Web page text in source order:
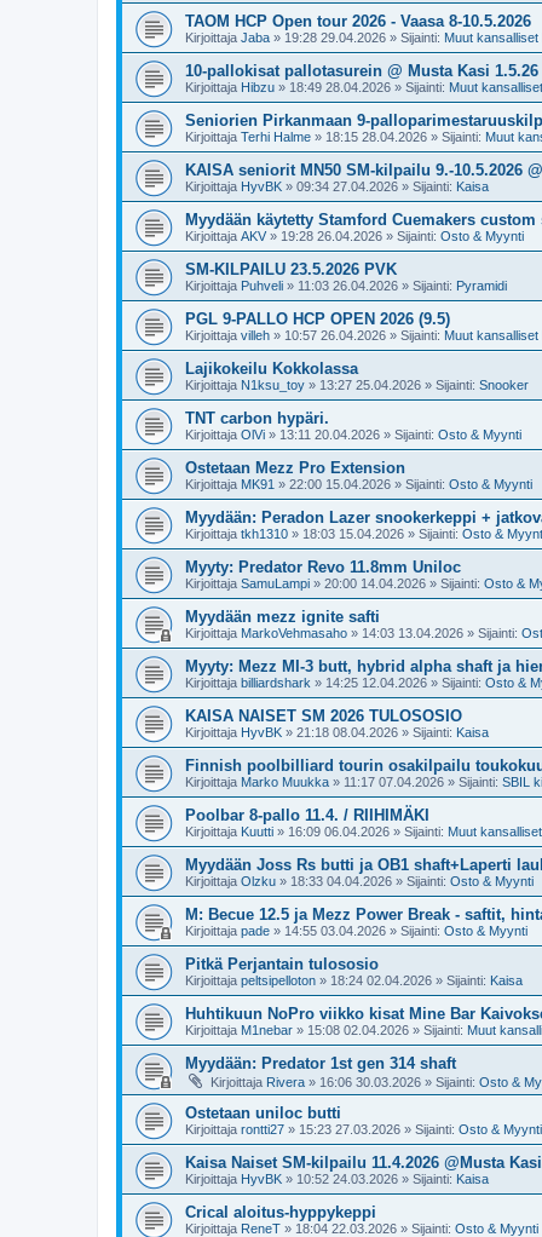
TAOM HCP Open tour 2026 - Vaasa 8-10.5.2026
Kirjoittaja Jaba » 19:28 29.04.2026 » Sijainti: Muut kansalliset
10-pallokisat pallotasurein @ Musta Kasi 1.5.26
Kirjoittaja Hibzu » 18:49 28.04.2026 » Sijainti: Muut
Seniorien Pirkanmaan 9-
Kirjoittaja Terhi Halme » 18:15 28.04.2026 » Sijainti: Muut
KAISA seniorit MN50 SM-kilpailu 9.-10.5.2026
Kirjoittaja HyvBK » 09:34 27.04.2026 » Sijainti: Kaisa
Myydään käytetty Stamford Cuemakers
Kirjoittaja AKV » 19:28 26.04.2026 » Sijainti: Osto & Myynti
SM-KILPAILU 23.5.2026 PVK
Kirjoittaja Puhveli » 11:03 26.04.2026 » Sijainti: Pyramidi
PGL 9-PALLO HCP OPEN 2026 (9.5)
Kirjoittaja villeh » 10:57 26.04.2026 » Sijainti: Muut kansalliset
Lajikokeilu Kokkolassa
Kirjoittaja N1ksu_toy » 13:27 25.04.2026 » Sijainti: Snooker
TNT carbon hypäri.
Kirjoittaja OlVi » 13:11 20.04.2026 » Sijainti: Osto & Myynti
Ostetaan Mezz Pro Extension
Kirjoittaja MK91 » 22:00 15.04.2026 » Sijainti: Osto & Myynti
Myydään: Peradon Lazer snookerkeppi +
Kirjoittaja tkh1310 » 18:03 15.04.2026 » Sijainti: Osto &
Myyty: Predator Revo 11.8mm Uniloc
Kirjoittaja SamuLampi » 20:00 14.04.2026 » Sijainti: Osto &
Myydään mezz ignite safti
Kirjoittaja MarkoVehmasaho » 14:03 13.04.2026 » Sijainti:
Myyty: Mezz MI-3 butt, hybrid alpha shaft ja
Kirjoittaja billiardshark » 14:25 12.04.2026 » Sijainti: Osto &
KAISA NAISET SM 2026 TULOSOSIO
Kirjoittaja HyvBK » 21:18 08.04.2026 » Sijainti: Kaisa
Finnish poolbilliard tourin osakilpailu
Kirjoittaja Marko Muukka » 11:17 07.04.2026 » Sijainti: SBIL
Poolbar 8-pallo 11.4. / RIIHIMÄKI
Kirjoittaja Kuutti » 16:09 06.04.2026 » Sijainti: Muut
Myydään Joss Rs butti ja OB1 shaft+Laperti
Kirjoittaja Olzku » 18:33 04.04.2026 » Sijainti: Osto & Myynti
M: Becue 12.5 ja Mezz Power Break - saftit,
Kirjoittaja pade » 14:55 03.04.2026 » Sijainti: Osto & Myynti
Pitkä Perjantain tulososio
Kirjoittaja peltsipelloton » 18:24 02.04.2026 » Sijainti: Kaisa
Huhtikuun NoPro viikko kisat Mine Bar
Kirjoittaja M1nebar » 15:08 02.04.2026 » Sijainti: Muut
Myydään: Predator 1st gen 314 shaft
Kirjoittaja Rivera » 16:06 30.03.2026 » Sijainti: Osto &
Ostetaan uniloc butti
Kirjoittaja rontti27 » 15:23 27.03.2026 » Sijainti: Osto & Myynti
Kaisa Naiset SM-kilpailu 11.4.2026 @Musta
Kirjoittaja HyvBK » 10:52 24.03.2026 » Sijainti: Kaisa
Crical aloitus-hyppykeppi
Kirjoittaja ReneT » 18:04 22.03.2026 » Sijainti: Osto & Myynti